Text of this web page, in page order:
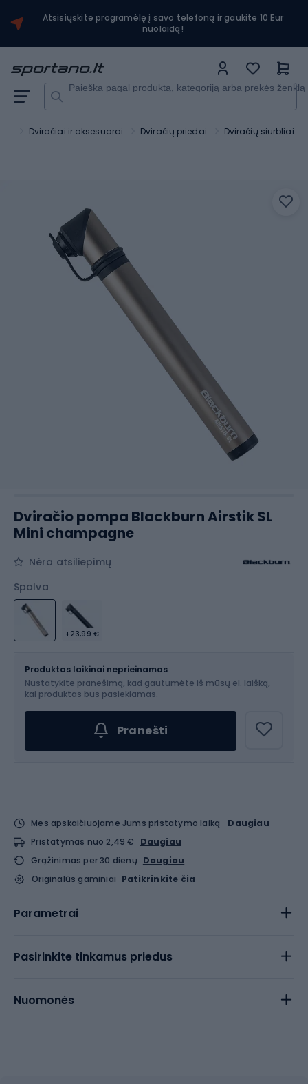
Atsisiųskite programėlę į savo telefoną ir gaukite 10 Eur
nuolaidą!
Paieška pagal produktą, kategoriją arba prekės ženklą
Dviračiai ir aksesuarai Dviračių priedai Dviračių siurbliai
Dviračio pompa Blackburn Airstik SL
Mini champagne
Nėra atsiliepimų
Spalva
+23,99 €
Produktas laikinai neprieinamas
Nustatykite pranešimą, kad gautumėte iš mūsų el. laišką,
kai produktas bus pasiekiamas.
Pranešti
Mes apskaičiuojame Jums pristatymo laiką
Daugiau
Pristatymas nuo 2,49 €
Daugiau
Grąžinimas per 30 dienų Daugiau
Originalūs gaminiai Patikrinkite čia
Parametrai
Pasirinkite tinkamus priedus
Nuomonės